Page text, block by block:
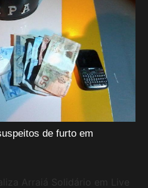
de furto em